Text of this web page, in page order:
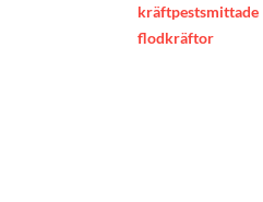
kräftpestsmittade
flodkräftor